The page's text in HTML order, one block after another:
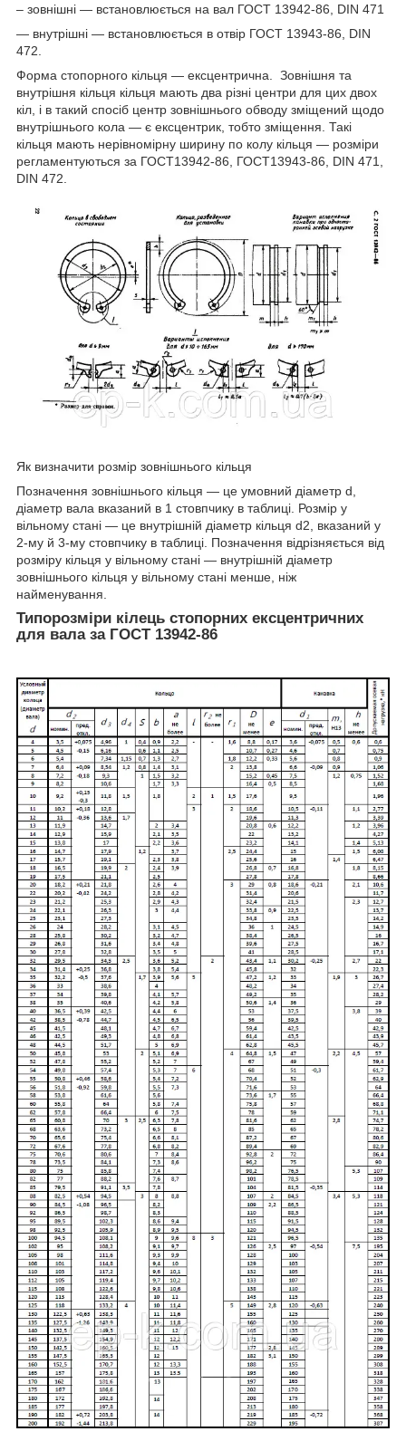
– зовнішні — встановлюється на вал ГОСТ 13942-86, DIN 471
— внутрішні — встановлюється в отвір ГОСТ 13943-86, DIN
472.
Форма стопорного кільця — ексцентрична. Зовнішня та
внутрішня кільця кільця мають два різні центри для цих двох
кіл, і в такий спосіб центр зовнішнього обводу зміщений щодо
внутрішнього кола — є ексцентрик, тобто зміщення. Такі
кільця мають нерівномірну ширину по колу кільця — розміри
регламентуються за ГОСТ13942-86, ГОСТ13943-86, DIN 471,
DIN 472.
Як визначити розмір зовнішнього кільця
Позначення зовнішнього кільця — це умовний діаметр d,
діаметр вала вказаний в 1 стовпчику в таблиці. Розмір у
вільному стані — це внутрішній діаметр кільця d2, вказаний у
2-му й 3-му стовпчику в таблиці. Позначення відрізняється від
розміру кільця у вільному стані — внутрішній діаметр
зовнішнього кільця у вільному стані менше, ніж
найменування.
Типорозміри кілець стопорних ексцентричних
для вала за ГОСТ 13942-86